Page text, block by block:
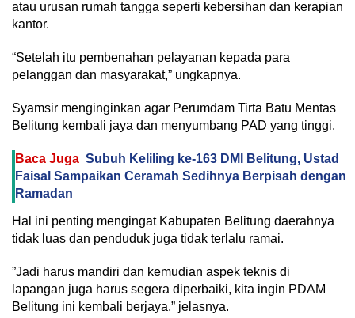
atau urusan rumah tangga seperti kebersihan dan kerapian
kantor.
“Setelah itu pembenahan pelayanan kepada para
pelanggan dan masyarakat,” ungkapnya.
Syamsir menginginkan agar Perumdam Tirta Batu Mentas
Belitung kembali jaya dan menyumbang PAD yang tinggi.
Baca Juga Subuh Keliling ke-163 DMI Belitung, Ustad
Faisal Sampaikan Ceramah Sedihnya Berpisah dengan
Ramadan
Hal ini penting mengingat Kabupaten Belitung daerahnya
tidak luas dan penduduk juga tidak terlalu ramai.
‎”Jadi harus mandiri dan kemudian aspek teknis di
lapangan juga harus segera diperbaiki, kita ingin PDAM
Belitung ini kembali berjaya,” jelasnya.